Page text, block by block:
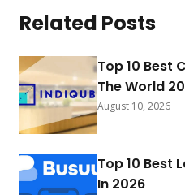
Related Posts
Top 10 Best
The World
August 10, 2026
Top 10 Best
In 2026